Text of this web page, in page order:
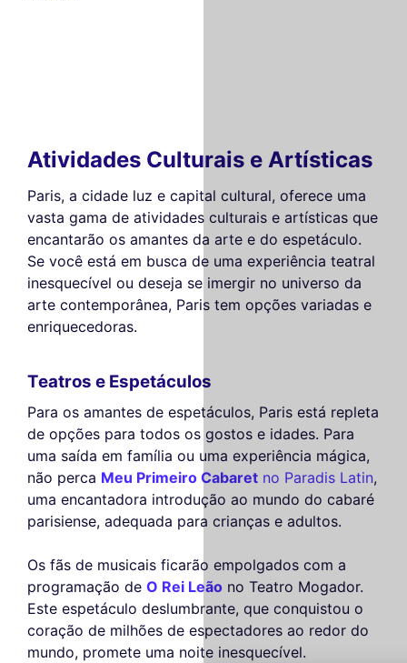
Este site utiliza
cookies
Utilizamos cookies e os seus dados
pessoais para melhorar a sua experiência
Atividades Culturais e Artísticas
Paris, a cidade luz e capital cultural, oferece uma
vasta gama de atividades culturais e artísticas que
encantarão os amantes da arte e do espetáculo.
Se você está em busca de uma experiência teatral
inesquecível ou deseja se imergir no universo da
arte contemporânea, Paris tem opções variadas e
enriquecedoras.
Teatros e Espetáculos
Para os amantes de espetáculos, Paris está repleta
de opções para todos os gostos e idades. Para
uma saída em família ou uma experiência mágica,
não perca Meu Primeiro Cabaret no Paradis Latin,
uma encantadora introdução ao mundo do cabaré
parisiense, adequada para crianças e adultos.
Os fãs de musicais ficarão empolgados com a
programação de O Rei Leão no Teatro Mogador.
Este espetáculo deslumbrante, que conquistou o
coração de milhões de espectadores ao redor do
mundo, promete uma noite inesquecível.